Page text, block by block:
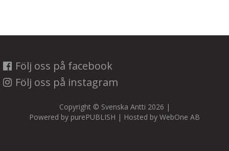
Följ oss på facebook
Följ oss på instagram
Copyright © Svenska Antti 2026 |
Powered by purePUBLISH | Hosted by WebOne AB